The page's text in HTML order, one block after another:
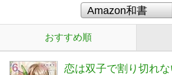
おすすめ順
恋は双子で割り切れ